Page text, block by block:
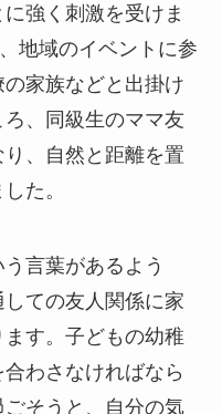
強く刺激を受けま
地域のイベントに参
家族などと出掛け
、同級生のママ友
、自然と距離を置
た。
言葉があるよう
ての友人関係に家
す。子どもの幼稚
わさなければなら
そうと、自分の気